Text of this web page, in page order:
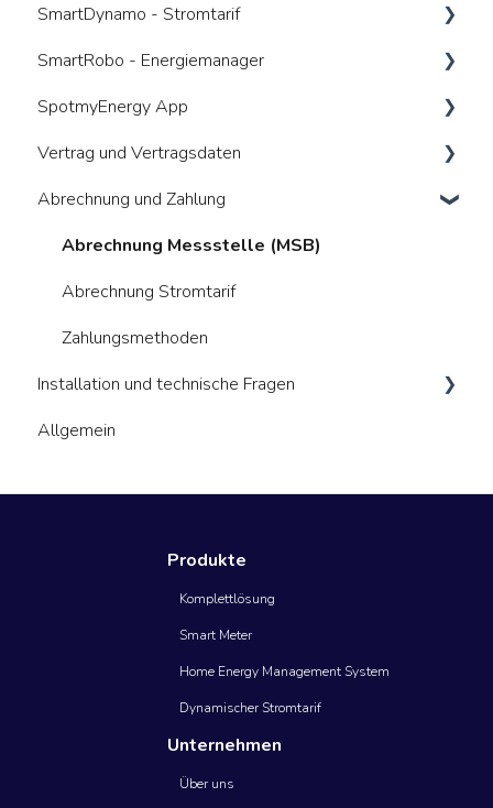
Was ist ein Smart Meter
Vorteile
Wer kümmert sich um was
Gesetzliche Anforderungen
Kosten
SmartDynamo - Stromtarif
Was ist ein dynamischer Tarif
Anbieterwechsel
Wie nutze ich den Tarif bestmöglich
Vorteile und Risiken
Kosten
SmartRobo - Energiemanager
Was ist ein Energiemanager (HEMS)
Voraussetzungen / Kompatibilitäten
Funktionalitäten
Vorteile und Risiken
SpotmyEnergy App
Allgemeines
Anmeldung und Registrierung
Geräte verbinden
Daten in der App
Technische Hinweise
Vertrag und Vertragsdaten
Allgemeines
Vertragswiderruf und Kündigung
Abrechnung und Zahlung
Abrechnung Messstelle (MSB)
Abrechnung Stromtarif
Zahlungsmethoden
Installation und technische Fragen
Allgemeines
Allgemein
Produkte
Komplettlösung
Smart Meter
Home Energy Management System
Dynamischer Stromtarif
Unternehmen
Über uns